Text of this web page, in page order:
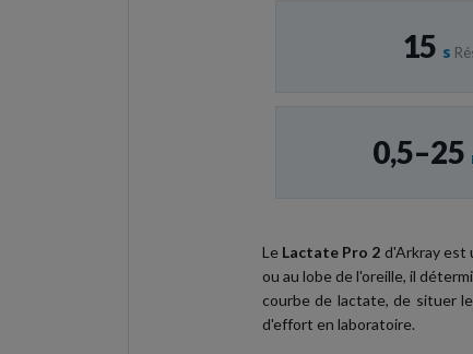
15 s
0,5–25
Le Lactate Pro 2 d'Arkray est
ou au lobe de l'oreille, il
courbe de lactate, de situer
d'effort en laboratoire.